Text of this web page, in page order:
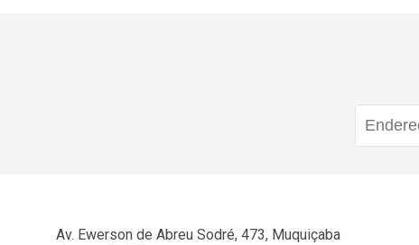
Av. Ewerson de Abreu Sodré, 473, Muquiçaba